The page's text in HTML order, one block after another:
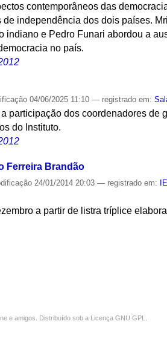
contemporâneos das
independência dos dois países.
indiano e Pedro Funari abordou a
no país.
04/06/2025 11:10— registrado em:
participação dos coordenadores de
do Instituto.
Ferreira Brandão
24/01/2014 20:03— registrado em:
a partir de listra tríplice
e amigos. Distribuído sob a Licença GNU GPL